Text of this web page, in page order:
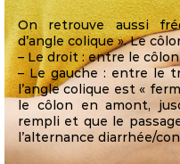
On retrouve aussi
d’angle colique ». Le
– Le droit : entre le
– Le gauche : entre le
l’angle colique est «
le côlon en amont,
rempli et que le
l’alternance diarrhée/